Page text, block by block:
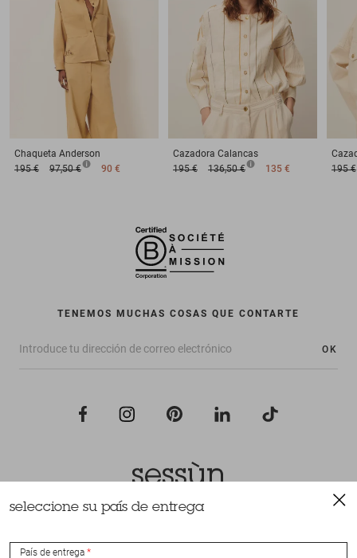
Chaqueta Anderson
195 €
97,50 € 90 €
Cazadora Calancas
195 €
136,50 € 135 €
195 €
TENEMOS MUCHAS COSAS QUE CONTARTE
OK
Todos los derechos reservados Sessùn 2022
seleccione su país de entrega
País de entrega